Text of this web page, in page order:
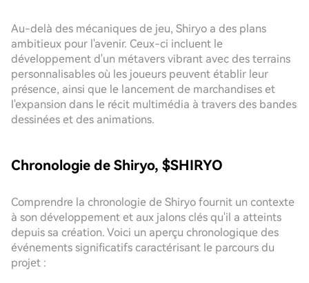
Au-delà des mécaniques de jeu, Shiryo a des plans
ambitieux pour l'avenir. Ceux-ci incluent le
développement d'un métavers vibrant avec des terrains
personnalisables où les joueurs peuvent établir leur
présence, ainsi que le lancement de marchandises et
l'expansion dans le récit multimédia à travers des bandes
dessinées et des animations.
Chronologie de Shiryo, $SHIRYO
Comprendre la chronologie de Shiryo fournit un contexte
à son développement et aux jalons clés qu'il a atteints
depuis sa création. Voici un aperçu chronologique des
événements significatifs caractérisant le parcours du
projet :